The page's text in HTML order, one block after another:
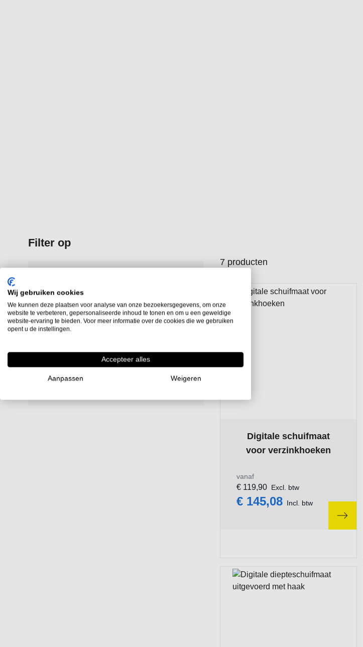
Filter op
€ 100,00 -€ 199,99
(1)
€ 200,00en hoger (1)
7 producten
Digitale schuifmaat
voor verzinkhoeken
vanaf
€ 145,08 Incl. btw
€ 119,90 Excl. btw
Wij gebruiken cookies
We kunnen deze plaatsen voor analyse van onze bezoekersgegevens, om onze
website te verbeteren, gepersonaliseerde inhoud te tonen en om u een geweldige
website-ervaring te bieden. Voor meer informatie over de cookies die we gebruiken
opent u de instellingen.
Accepteer alles
Aanpassen Weigeren